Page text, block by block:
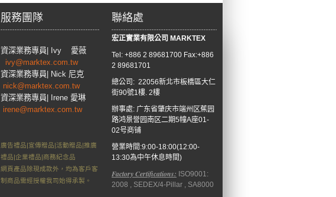
服務團隊
資深業務專員 | Ivy 愛薇
ivy@marktex.com.tw
資深業務專員 | Nick 尼克
nick@marktex.com.tw
資深業務專員| Irene 愛琳
irene@marktex.com.tw
廣告禮品|宣傳贈品|活動贈品|推廣
禮品|企業禮品|商務紀念品
網頁產品除現成款外，均為客戶客
制商品需經授權我司始得承製。
聯絡處
宏正實業有限公司 MARKTEX
Tel: +886 2 89681700 Fax:+886
2 89681701
總公司: 22056新北市板橋區大仁
街90號1樓. 2樓
辦事處: 广东省肇庆市端州区蕉园
路鸿景誉园南区二期5幢A座01-
02号商铺
營業時間:9:00-18:00(12:00-
13:30為中午休息時間)
Factory Certifications: ISO9001:
2008 , SEDEX/4-Pillar , SA8000